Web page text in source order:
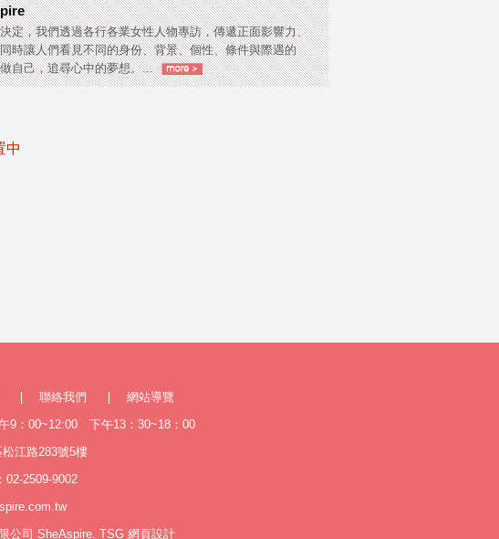
定，我們透過各行各業女性人物專訪，傳遞正面影響力、
時讓人們看見不同的身份、背景、個性、條件與際遇的
自己，追尋心中的夢想。...
中
聯絡我們
網站導覽
9：00~12:00 下午13：30~18：00
江路283號5樓
02-2509-9002
公司 SheAspire. TSG 網頁設計